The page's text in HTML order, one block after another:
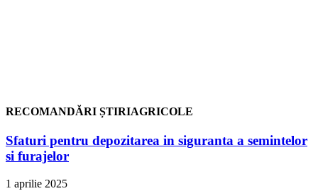
RECOMANDĂRI ȘTIRIAGRICOLE
Sfaturi pentru depozitarea in siguranta a semintelor
si furajelor
1 aprilie 2025